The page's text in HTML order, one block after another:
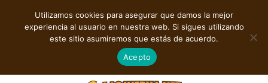
TENDENCIAS
Baldy Crawler cuestiona el odio y la guerra en “Hatred?”
agosto 9, 2026
Utilizamos cookies para asegurar que damos la mejor
experiencia al usuario en nuestra web. Si sigues utilizando
este sitio asumiremos que estás de acuerdo.
Acepto